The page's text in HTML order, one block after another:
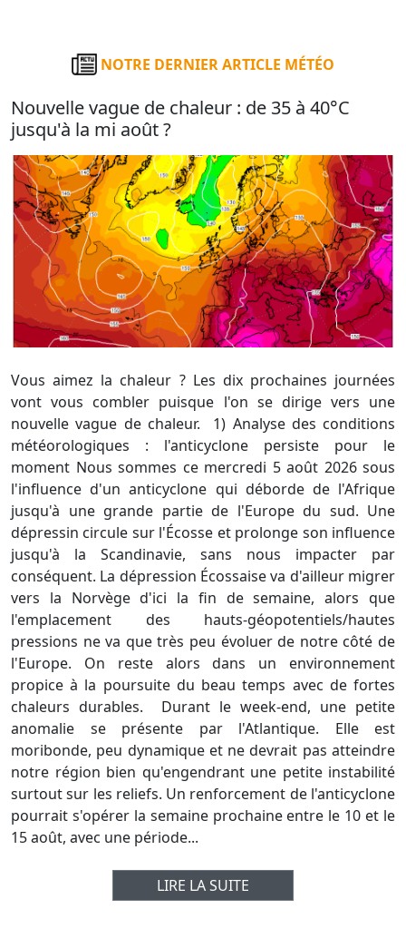
NOTRE DERNIER ARTICLE MÉTÉO
Nouvelle vague de chaleur : de 35 à 40°C
jusqu'à la mi août ?
Vous aimez la chaleur ? Les dix prochaines journées
vont vous combler puisque l'on se dirige vers une
nouvelle vague de chaleur. 1) Analyse des conditions
météorologiques : l'anticyclone persiste pour le
moment Nous sommes ce mercredi 5 août 2026 sous
l'influence d'un anticyclone qui déborde de l'Afrique
jusqu'à une grande partie de l'Europe du sud. Une
dépressin circule sur l'Écosse et prolonge son influence
jusqu'à la Scandinavie, sans nous impacter par
conséquent. La dépression Écossaise va d'ailleur migrer
vers la Norvège d'ici la fin de semaine, alors que
l'emplacement des hauts-géopotentiels/hautes
pressions ne va que très peu évoluer de notre côté de
l'Europe. On reste alors dans un environnement
propice à la poursuite du beau temps avec de fortes
chaleurs durables. Durant le week-end, une petite
anomalie se présente par l'Atlantique. Elle est
moribonde, peu dynamique et ne devrait pas atteindre
notre région bien qu'engendrant une petite instabilité
surtout sur les reliefs. Un renforcement de l'anticyclone
pourrait s'opérer la semaine prochaine entre le 10 et le
15 août, avec une période...
LIRE LA SUITE